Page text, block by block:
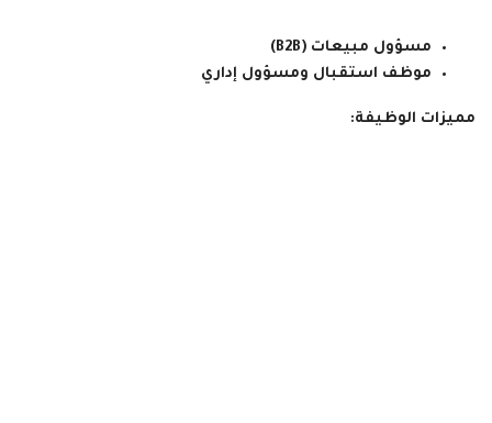
مسؤول مبيعات (B2B)
موظف استقبال ومسؤول إداري
مميزات الوظيفة: